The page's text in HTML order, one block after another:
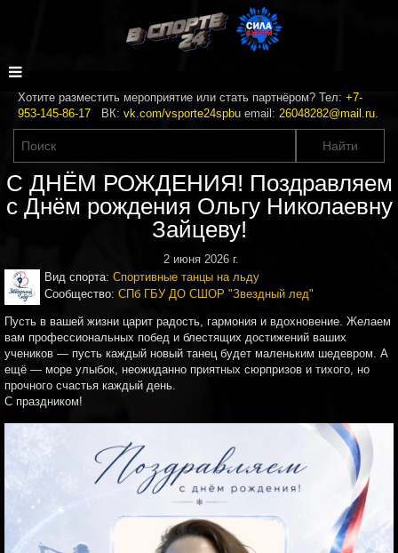
Хотите разместить мероприятие или стать партнёром? Тел: +7-
953-145-86-17 ВК: vk.com/vsporte24spbu email: 26048282@mail.ru.
С ДНЁМ РОЖДЕНИЯ! Поздравляем
с Днём рождения Ольгу Николаевну
Зайцеву!
2 июня 2026 г.
Вид спорта: Спортивные танцы на льду
Сообщество: СПб ГБУ ДО СШОР "Звездный лед"
Пусть в вашей жизни царит радость, гармония и вдохновение. Желаем
вам профессиональных побед и блестящих достижений ваших
учеников — пусть каждый новый танец будет маленьким шедевром. А
ещё — море улыбок, неожиданно приятных сюрпризов и тихого, но
прочного счастья каждый день.
С праздником!